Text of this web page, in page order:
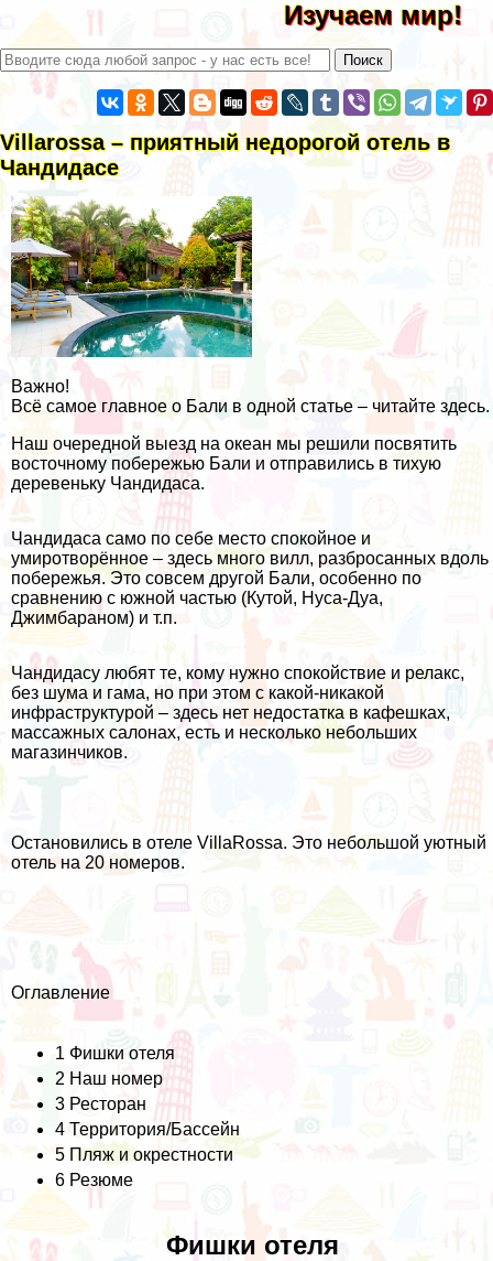
Изучаем мир!
Villarossa – приятный недорогой отель в
Чандидасе
Важно!
Всё самое главное о Бали в одной статье – читайте здесь.
Наш очередной выезд на океан мы решили посвятить
восточному побережью Бали и отправились в тихую
деревеньку Чандидаса.
Чандидаса само по себе место спокойное и
умиротворённое – здесь много вилл, разбросанных вдоль
побережья. Это совсем другой Бали, особенно по
сравнению с южной частью (Кутой, Нуса-Дуа,
Джимбараном) и т.п.
Чандидасу любят те, кому нужно спокойствие и релакс,
без шума и гама, но при этом с какой-никакой
инфраструктурой – здесь нет недостатка в кафешках,
массажных салонах, есть и несколько небольших
магазинчиков.
Остановились в отеле VillaRossa. Это небольшой уютный
отель на 20 номеров.
Оглавление
1 Фишки отеля
2 Наш номер
3 Ресторан
4 Территория/Бассейн
5 Пляж и окрестности
6 Резюме
Фишки отеля